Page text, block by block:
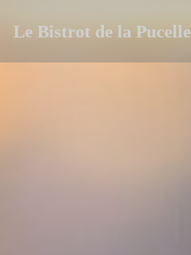
Le Bistrot de la Pucelle